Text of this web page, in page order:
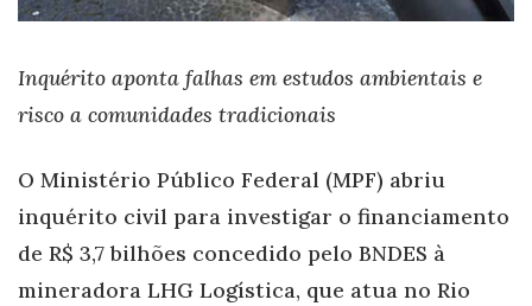
Inquérito aponta falhas em estudos ambientais e
risco a comunidades tradicionais
O Ministério Público Federal (MPF) abriu
inquérito civil para investigar o financiamento
de R$ 3,7 bilhões concedido pelo BNDES à
mineradora LHG Logística, que atua no Rio